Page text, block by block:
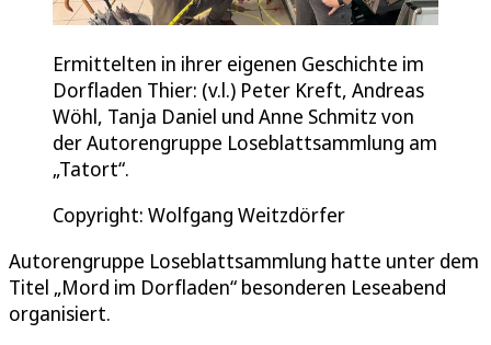
Ermittelten in ihrer eigenen Geschichte im
Dorfladen Thier: (v.l.) Peter Kreft, Andreas
Wöhl, Tanja Daniel und Anne Schmitz von
der Autorengruppe Loseblattsammlung am
„Tatort“.
Copyright: Wolfgang Weitzdörfer
Autorengruppe Loseblattsammlung hatte unter dem
Titel „Mord im Dorfladen“ besonderen Leseabend
organisiert.